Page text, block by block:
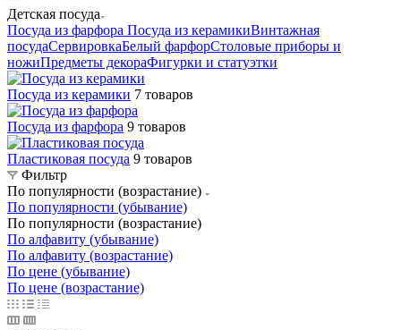
Детская посуда
Посуда из фарфора Посуда из керамикиВинтажная
посудаСервировкаБелый фарфорСтоловые приборы и
ножиПредметы декораФигурки и статуэтки
Посуда из керамики 7 товаров
Посуда из фарфора 9 товаров
Пластиковая посуда 9 товаров
Фильтр
По популярности (возрастание)
По популярности (убывание)
По популярности (возрастание)
По алфавиту (убывание)
По алфавиту (возрастание)
По цене (убывание)
По цене (возрастание)